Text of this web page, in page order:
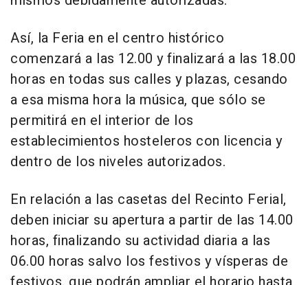
Así, la Feria en el centro histórico
comenzará a las 12.00 y finalizará a las 18.00
horas en todas sus calles y plazas, cesando
a esa misma hora la música, que sólo se
permitirá en el interior de los
establecimientos hosteleros con licencia y
dentro de los niveles autorizados.
En relación a las casetas del Recinto Ferial,
deben iniciar su apertura a partir de las 14.00
horas, finalizando su actividad diaria a las
06.00 horas salvo los festivos y vísperas de